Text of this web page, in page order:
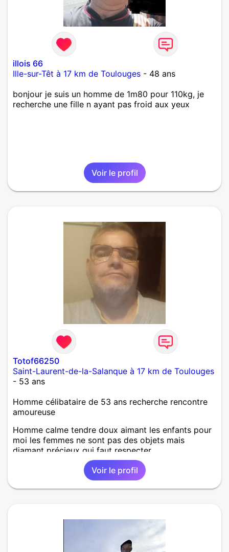
illois 66
Ille-sur-Têt à 17 km de Toulouges - 48 ans
bonjour je suis un homme de 1m80 pour 110kg, je
recherche une fille n ayant pas froid aux yeux
Voir le profil
Totof66250
Saint-Laurent-de-la-Salanque à 17 km de Toulouges
- 53 ans
Homme célibataire de 53 ans recherche rencontre
amoureuse
Homme calme tendre doux aimant les enfants pour
moi les femmes ne sont pas des objets mais
diamant précieux qui faut respecter
Voir le profil